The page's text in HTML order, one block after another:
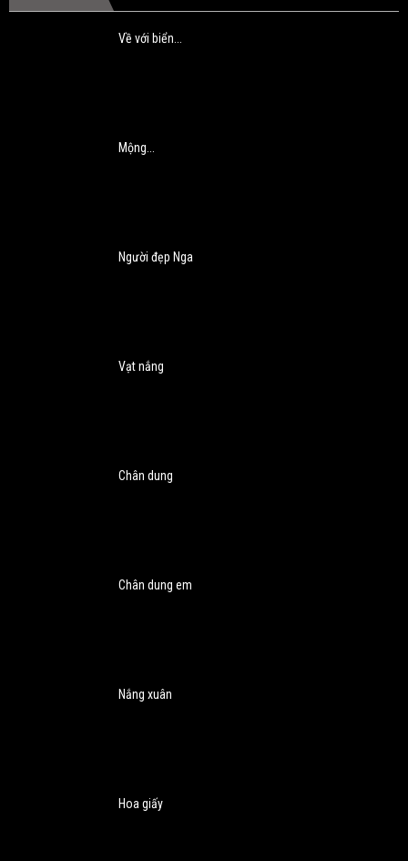
Về với biển...
Mộng...
Người đẹp Nga
Vạt nắng
Chân dung
Chân dung em
Nắng xuân
Hoa giấy